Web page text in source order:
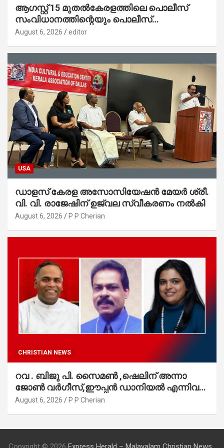
ആഗസ്റ്റ് 15 മുതല്‍കേരളത്തിലെ പൊലീസ്
സംവിധാനത്തിന്റെയും പൊലീസ്
സ്റ്റേഷനുകളുടെയും മുഖഛായ മാറുകയാണ് :
August 6, 2026 editor
USA
ഡാളസ് കേരള അസോസിയേഷൻ മേയർ ശ്രീ.
വി. വി. രാജേഷിന് ഉജ്വല സ്വീകരണം നൽകി
August 6, 2026 P P Cherian
CHRISTIAN NEWS
റവ . ബിജു പി. സൈമൺ ,ഷെലിന് അന്നാ
ജോൺ വർഗീസ്,ഈപ്പൻ ഡാനിയൽ എന്നിവർ
മാർത്തോമാ സഭാ കൗൺസിലിലേക്കു
August 6, 2026 P P Cherian